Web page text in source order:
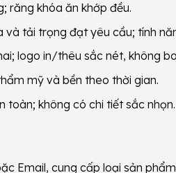
răng khóa ăn khớp đều.
và tải trọng đạt yêu cầu; tính
logo in/thêu sắc nét, không
mỹ và bền theo thời gian.
toàn; không có chi tiết sắc nhọn.
Email, cung cấp loại sản